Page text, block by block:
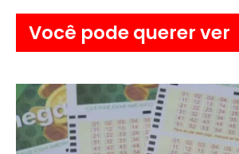
Você pode querer ver